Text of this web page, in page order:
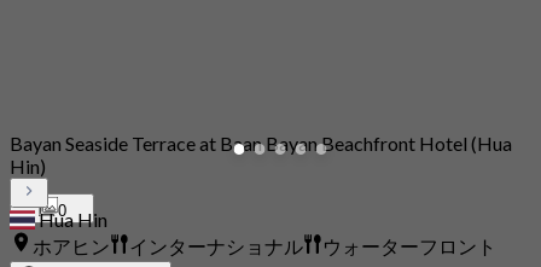
0
Bayan Seaside Terrace at Baan Bayan Beachfront Hotel (Hua
Hin)
Hua Hin
ホアヒン
インターナショナル ウォーターフロント